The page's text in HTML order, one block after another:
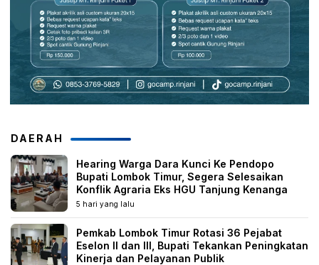
DAERAH
Hearing Warga Dara Kunci Ke Pendopo
Bupati Lombok Timur, Segera Selesaikan
Konflik Agraria Eks HGU Tanjung Kenanga
5 hari yang lalu
Pemkab Lombok Timur Rotasi 36 Pejabat
Eselon II dan III, Bupati Tekankan Peningkatan
Kinerja dan Pelayanan Publik